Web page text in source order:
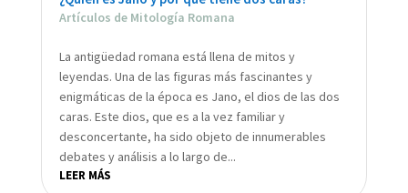
Artículos de Mitología Romana
La antigüedad romana está llena de mitos y
leyendas. Una de las figuras más fascinantes y
enigmáticas de la época es Jano, el dios de las dos
caras. Este dios, que es a la vez familiar y
desconcertante, ha sido objeto de innumerables
debates y análisis a lo largo de...
LEER MÁS